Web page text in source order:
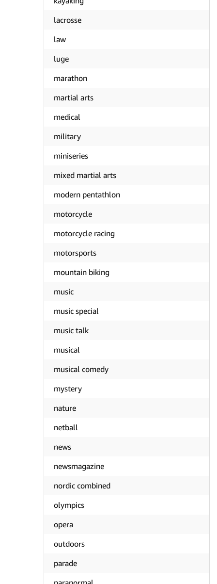
lacrosse
law
luge
marathon
martial arts
medical
military
miniseries
mixed martial arts
modern pentathlon
motorcycle
motorcycle racing
motorsports
mountain biking
music
music special
music talk
musical
musical comedy
mystery
nature
netball
news
newsmagazine
nordic combined
olympics
opera
outdoors
parade